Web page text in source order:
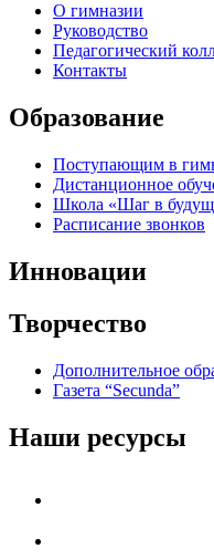
О гимназии
Руководство
Педагогический
Контакты
Образование
Поступающим в
Дистанционное
Школа «Шаг в
Расписание звонков
Инновации
Творчество
Дополнительное
Газета “Secunda”
Наши ресурсы